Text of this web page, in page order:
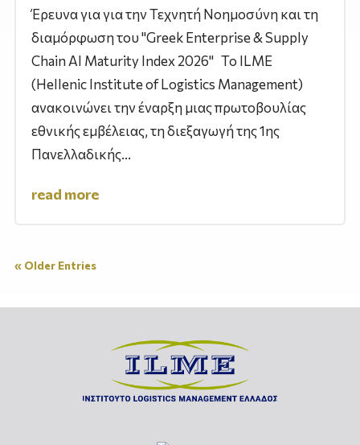
Έρευνα για για την Τεχνητή Νοημοσύνη και τη
διαμόρφωση του "Greek Enterprise & Supply
Chain AI Maturity Index 2026" Το ILME
(Hellenic Institute of Logistics Management)
ανακοινώνει την έναρξη μιας πρωτοβουλίας
εθνικής εμβέλειας, τη διεξαγωγή της 1ης
Πανελλαδικής...
read more
« Older Entries